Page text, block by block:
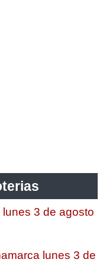
3 de agosto
lunes 3 de